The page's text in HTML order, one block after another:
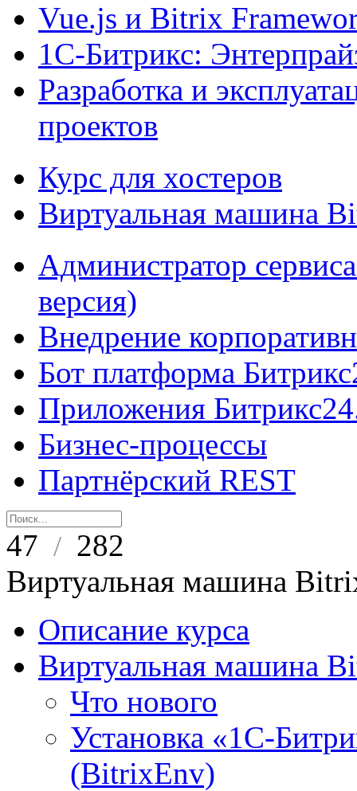
Vue.js и Bitrix
1С-Битрикс:
Разработка и
проектов
Курс для хостеров
Виртуальная машина
Администратор
версия)
Внедрение
Бот платформа
Приложения
Бизнес-процессы
Партнёрский REST
47 / 282
Виртуальная машина
Описание курса
Виртуальная машина
Что нового
Установка «1С-
(BitrixEnv)